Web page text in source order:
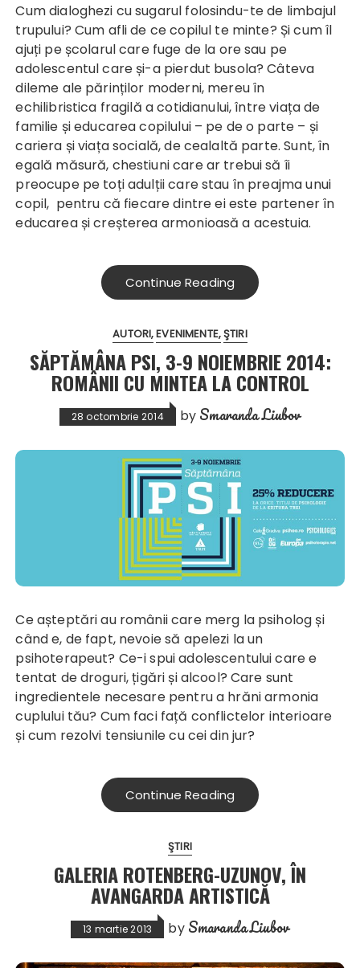
Cum dialoghezi cu sugarul folosindu-te de limbajul
trupului? Cum afli de ce copilul te minte? Și cum îl
ajuți pe școlarul care fuge de la ore sau pe
adolescentul care și-a pierdut busola? Câteva
dileme ale părinților moderni, mereu în
echilibristica fragilă a cotidianului, între viața de
familie și educarea copilului – pe de o parte – și
cariera și viața socială, de cealaltă parte. Sunt, în
egală măsură, chestiuni care ar trebui să îi
preocupe pe toți adulții care stau în preajma unui
copil, pentru că fiecare dintre ei este partener în
educarea și creșterea armonioasă a acestuia.
Continue Reading
AUTORI EVENIMENTE ŞTIRI
SĂPTĂMÂNA PSI, 3-9 NOIEMBRIE 2014:
ROMÂNII CU MINTEA LA CONTROL
28 octombrie 2014 by Smaranda Liubov
Ce așteptări au românii care merg la psiholog și
când e, de fapt, nevoie să apelezi la un
psihoterapeut? Ce-i spui adolescentului care e
tentat de droguri, țigări și alcool? Care sunt
ingredientele necesare pentru a hrăni armonia
cuplului tău? Cum faci față conflictelor interioare
și cum rezolvi tensiunile cu cei din jur?
Continue Reading
ŞTIRI
GALERIA ROTENBERG-UZUNOV, ÎN
AVANGARDA ARTISTICĂ
13 martie 2013 by Smaranda Liubov